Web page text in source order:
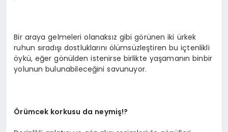
Bir araya gelmeleri olanaksız gibi görünen iki ürkek
ruhun sıradışı dostluklarını ölümsüzleştiren bu içtenlikli
öykü, eğer gönülden istenirse birlikte yaşamanın binbir
yolunun bulunabileceğini savunuyor.
Örümcek korkusu da neymiş!?